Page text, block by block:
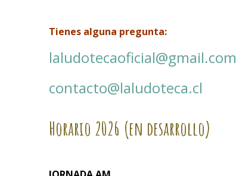
Tienes alguna pregunta:
laludotecaoficial@gmail.com
contacto@laludoteca.cl
Horario 2026 (en desarrollo)